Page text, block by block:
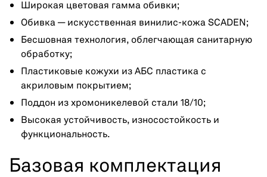
Широкая цветовая гамма обивки;
Обивка — искусственная винилис-кожа SCADEN;
Бесшовная технология, облегчающая санитарную
обработку;
Пластиковые кожухи из АБС пластика с
акриловым покрытием;
Поддон из хромоникелевой стали 18/10;
Высокая устойчивость, износостойкость и
функциональность.
Базовая комплектация